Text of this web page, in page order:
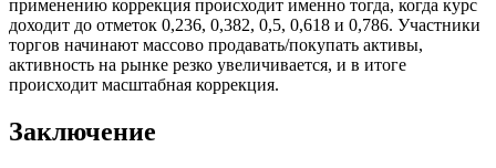
применению коррекция происходит именно тогда, когда курс
доходит до отметок 0,236, 0,382, 0,5, 0,618 и 0,786. Участники
торгов начинают массово продавать/покупать активы,
активность на рынке резко увеличивается, и в итоге
происходит масштабная коррекция.
Заключение